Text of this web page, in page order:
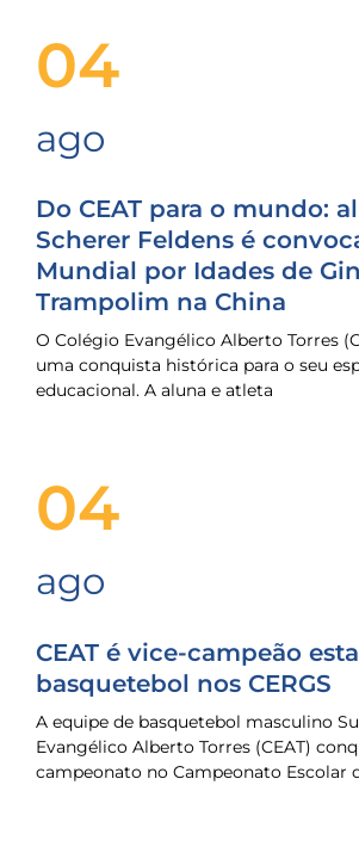
04
ago
Do CEAT para o mundo:
Scherer Feldens é
Mundial por Idades de
Trampolim na China
O Colégio Evangélico Alberto Torres
uma conquista histórica para o seu
educacional. A aluna e atleta
04
ago
CEAT é vice-campeão
basquetebol nos CERGS
A equipe de basquetebol masculino
Evangélico Alberto Torres (CEAT)
campeonato no Campeonato Escolar